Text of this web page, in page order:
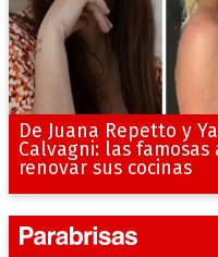
De Juana Repetto y
Calvagni: las
renovar sus cocinas